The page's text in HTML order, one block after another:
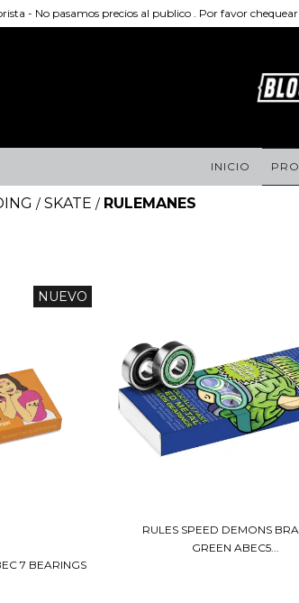
- No pasamos precios al publico . Por favor
INICIO
/ SKATE / RULEMANES
NUEVO
7 BEARINGS
RULES SPEED DEMONS
GREEN ABEC5...